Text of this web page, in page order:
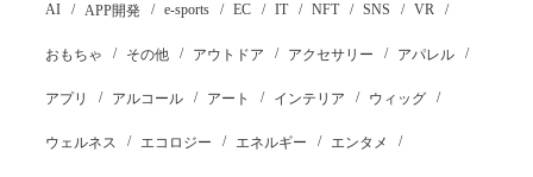
AI APP開発 e-sports EC IT NFT SNS VR
おもちゃ その他 アウトドア アクセサリー アパレル
アプリ アルコール アート インテリア ウィッグ
ウェルネス エコロジー エネルギー エンタメ